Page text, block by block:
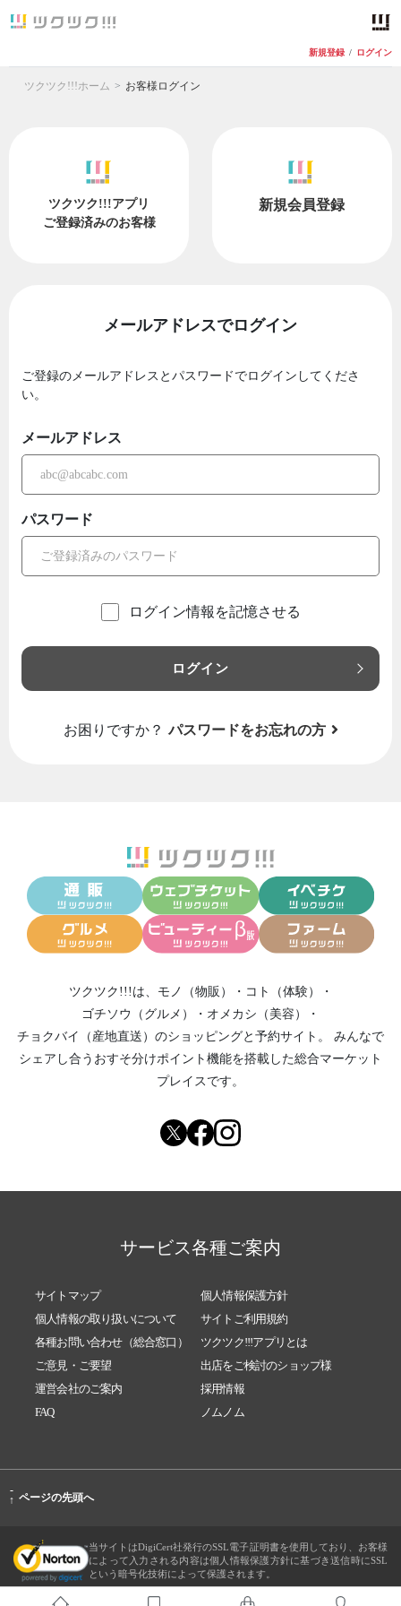
新規登録 / ログイン
ツクツク!!!ホーム お客様ログイン
ツクツク!!!アプリ
ご登録済みのお客様
新規会員登録
メールアドレスでログイン
ご登録のメールアドレスとパスワードでログインしてくださ
い。
メールアドレス
パスワード
ログイン情報を記憶させる
ログイン
お困りですか？ パスワードをお忘れの方
ツクツク!!!は、 モノ（物販） ・ コト（体験）
・
ゴチソウ（グルメ）
・ オメカシ（美容）
・
チョクバイ（産地直送） のショッピングと予約サイト。
みんなで
シェアし合う おすそ分けポイント機能を搭載した総合マーケット
プレイスです。
サービス各種ご案内
サイトマップ
個人情報保護方針
個人情報の取り扱いについて
サイトご利用規約
各種お問い合わせ（総合窓口）
ツクツク!!!アプリとは
ご意見・ご要望
出店をご検討のショップ様
運営会社のご案内
採用情報
FAQ
ノムノム
-
↑ ページの先頭へ
当サイトはDigiCert社発行のSSL電子証明書を使用しており、お客様
によって入力される内容は個人情報保護方針に基づき送信時にSSL
という暗号化技術によって保護されます。